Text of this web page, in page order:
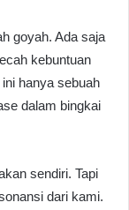
goyah. Ada saja
kebuntuan
hanya sebuah
dalam bingkai
sendiri. Tapi
dari kami.